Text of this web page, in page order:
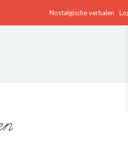
Nostalgische verhalen